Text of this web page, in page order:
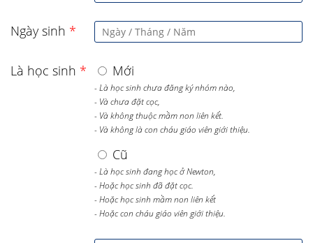
Ngày sinh *
Là học sinh * Mới
- Là học sinh chưa đăng ký nhóm nào,
- Và chưa đặt cọc,
- Và không thuộc mầm non liên kết.
- Và không là con cháu giáo viên giới thiệu.
Cũ
- Là học sinh đang học ở Newton,
- Hoặc học sinh đã đặt cọc.
- Hoặc học sinh mầm non liên kết
- Hoặc con cháu giáo viên giới thiệu.